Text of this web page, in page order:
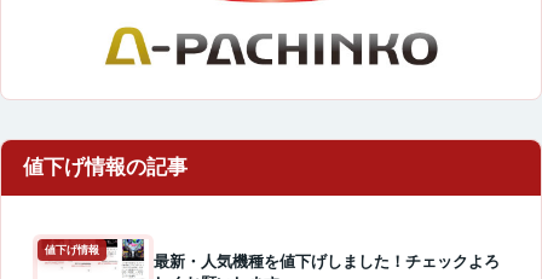
値下げ情報
最新・人気機種を値下げしました！チェックよろ